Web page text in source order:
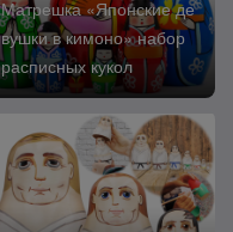
Матрешка «Японские де
вушки в кимоно» набор
расписных кукол